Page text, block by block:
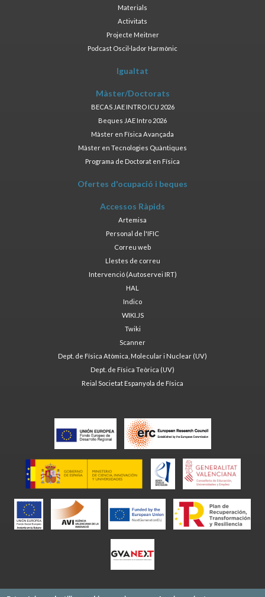
Materials
Activitats
Projecte Meitner
Podcast Oscil·lador Harmònic
Igualtat
Màster/Doctorats
BECAS JAE INTRO ICU 2026
Beques JAE Intro 2026
Màster en Física Avançada
Màster en Tecnologies Quàntiques
Programa de Doctorat en Física
Ofertes d'ocupació i beques
Accessos Ràpids
Artemisa
Personal de l'IFIC
Correu web
Llestes de correu
Intervenció (Autoservei IRT)
HAL
Indico
WIKI.JS
Twiki
Scanner
Dept. de Física Atòmica, Molecular i Nuclear (UV)
Dept. de Física Teòrica (UV)
Reial Societat Espanyola de Física